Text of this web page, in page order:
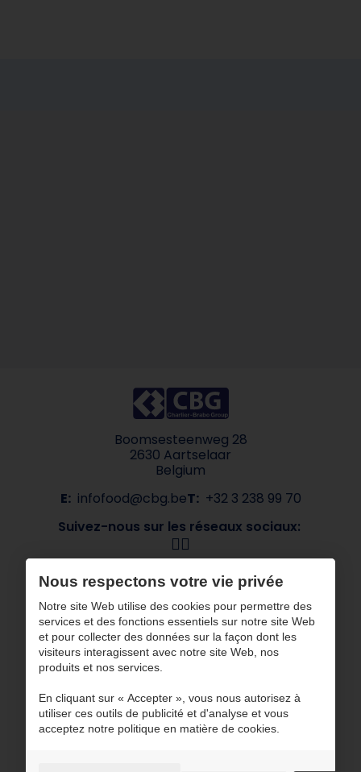
Boomsesteenweg 28
2630 Aartselaar
Belgium
E: infofood@cbg.beT: +32 3 238 99 70
Suivez-nous sur les réseaux sociaux:
Navigation
À propos de CBG
Secteurs
ESG
Nos marques
Contact
Nous respectons votre vie privée
Notre site Web utilise des cookies pour permettre des
services et des fonctions essentiels sur notre site Web
et pour collecter des données sur la façon dont les
visiteurs interagissent avec notre site Web, nos
produits et nos services.
En cliquant sur « Accepter », vous nous autorisez à
utiliser ces outils de publicité et d'analyse et vous
acceptez notre politique en matière de cookies.